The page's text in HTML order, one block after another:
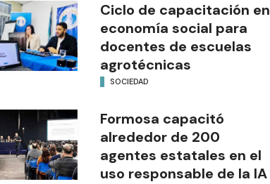
Ciclo de capacitación en
economía social para
docentes de escuelas
agrotécnicas
SOCIEDAD
Formosa capacitó
alrededor de 200
agentes estatales en el
uso responsable de la IA